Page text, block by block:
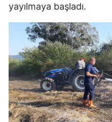
yayılmaya başladı.